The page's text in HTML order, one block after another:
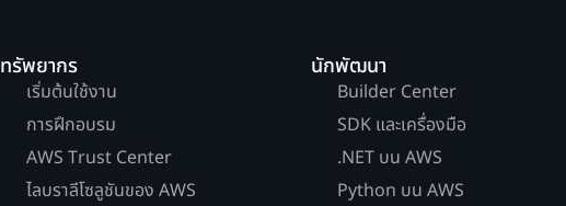
ทรัพยากร
เริ่มต้นใช้งาน
การฝึกอบรม
AWS Trust Center
ไลบราลีโซลูชันของ AWS
นักพัฒนา
Builder Center
SDK และเครื่องมือ
.NET บน AWS
Python บน AWS